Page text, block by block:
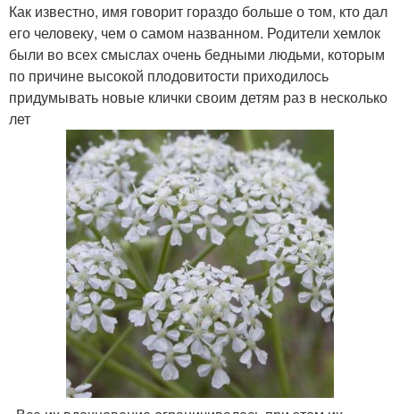
Как известно, имя говорит гораздо больше о том, кто дал
его человеку, чем о самом названном. Родители хемлок
были во всех смыслах очень бедными людьми, которым
по причине высокой плодовитости приходилось
придумывать новые клички своим детям раз в несколько
лет